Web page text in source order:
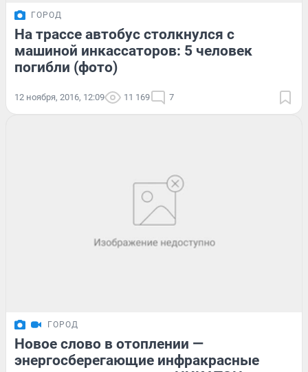
ГОРОД
На трассе автобус столкнулся с
машиной инкассаторов: 5 человек
погибли (фото)
12 ноября, 2016, 12:09 11 169 7
ГОРОД
Новое слово в отоплении —
энергосберегающие инфракрасные